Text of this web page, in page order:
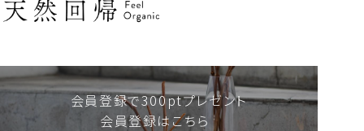
会員登録で300ptプレゼント
会員登録はこちら